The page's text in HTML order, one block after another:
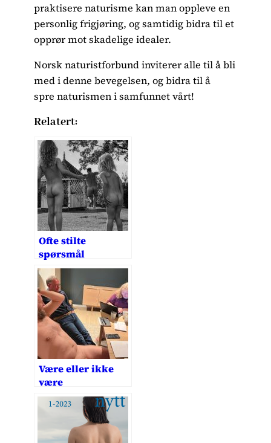
praktisere naturisme kan man oppleve en
personlig frigjøring, og samtidig bidra til et
opprør mot skadelige idealer.
Norsk naturistforbund inviterer alle til å bli
med i denne bevegelsen, og bidra til å
spre naturismen i samfunnet vårt!
Relatert:
Ofte stilte
spørsmål
Være eller ikke
være